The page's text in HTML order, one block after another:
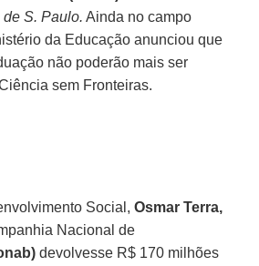
de S. Paulo. Ainda no campo
da Educação anunciou que
não poderão mais ser
sem Fronteiras.
Social,Osmar Terra,
Nacional de
devolvesse R$ 170 milhões